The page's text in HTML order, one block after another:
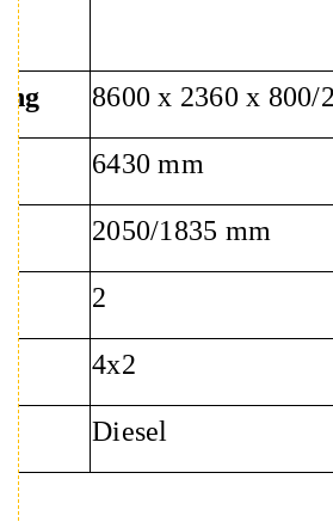
8600 x 2360 x 800/
6430 mm
2050/1835 mm
2
4x2
Diesel